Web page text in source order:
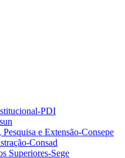
PDI
e Extensão-Consepe
Consad
Superiores-Sege